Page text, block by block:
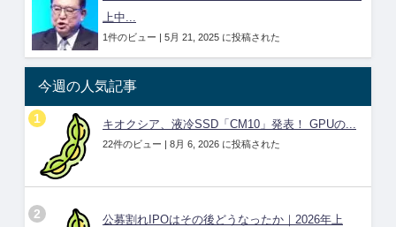
上中...
1件のビュー | 5月 21, 2025 に投稿された
今週の人気記事
キオクシア、液冷SSD「CM10」発表！ GPUの...
22件のビュー | 8月 6, 2026 に投稿された
公募割れIPOはその後どうなったか｜2026年上